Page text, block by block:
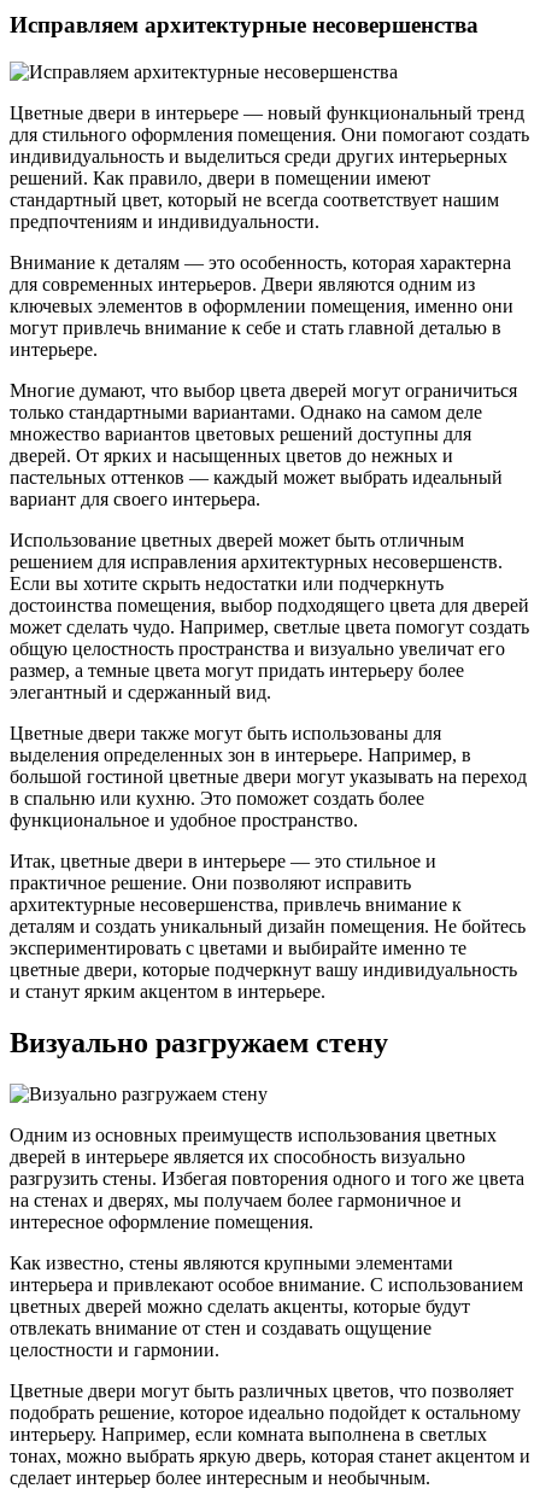
Исправляем архитектурные несовершенства
Цветные двери в интерьере — новый функциональный тренд
для стильного оформления помещения. Они помогают создать
индивидуальность и выделиться среди других интерьерных
решений. Как правило, двери в помещении имеют
стандартный цвет, который не всегда соответствует нашим
предпочтениям и индивидуальности.
Внимание к деталям — это особенность, которая характерна
для современных интерьеров. Двери являются одним из
ключевых элементов в оформлении помещения, именно они
могут привлечь внимание к себе и стать главной деталью в
интерьере.
Многие думают, что выбор цвета дверей могут ограничиться
только стандартными вариантами. Однако на самом деле
множество вариантов цветовых решений доступны для
дверей. От ярких и насыщенных цветов до нежных и
пастельных оттенков — каждый может выбрать идеальный
вариант для своего интерьера.
Использование цветных дверей может быть отличным
решением для исправления архитектурных несовершенств.
Если вы хотите скрыть недостатки или подчеркнуть
достоинства помещения, выбор подходящего цвета для дверей
может сделать чудо. Например, светлые цвета помогут создать
общую целостность пространства и визуально увеличат его
размер, а темные цвета могут придать интерьеру более
элегантный и сдержанный вид.
Цветные двери также могут быть использованы для
выделения определенных зон в интерьере. Например, в
большой гостиной цветные двери могут указывать на переход
в спальню или кухню. Это поможет создать более
функциональное и удобное пространство.
Итак, цветные двери в интерьере — это стильное и
практичное решение. Они позволяют исправить
архитектурные несовершенства, привлечь внимание к
деталям и создать уникальный дизайн помещения. Не бойтесь
экспериментировать с цветами и выбирайте именно те
цветные двери, которые подчеркнут вашу индивидуальность
и станут ярким акцентом в интерьере.
Визуально разгружаем стену
Одним из основных преимуществ использования цветных
дверей в интерьере является их способность визуально
разгрузить стены. Избегая повторения одного и того же цвета
на стенах и дверях, мы получаем более гармоничное и
интересное оформление помещения.
Как известно, стены являются крупными элементами
интерьера и привлекают особое внимание. С использованием
цветных дверей можно сделать акценты, которые будут
отвлекать внимание от стен и создавать ощущение
целостности и гармонии.
Цветные двери могут быть различных цветов, что позволяет
подобрать решение, которое идеально подойдет к остальному
интерьеру. Например, если комната выполнена в светлых
тонах, можно выбрать яркую дверь, которая станет акцентом и
сделает интерьер более интересным и необычным.